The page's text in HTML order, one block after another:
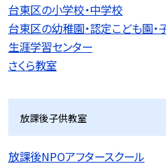
台東区の小学校・中学校
台東区の幼稚園・認定こども園・
生涯学習センター
さくら教室
放課後子供教室
放課後NPOアフタースクール